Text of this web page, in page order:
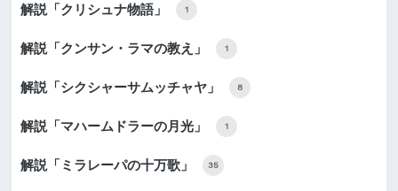
解説「クリシュナ物語」 1
解説「クンサン・ラマの教え」 1
解説「シクシャーサムッチャヤ」 8
解説「マハームドラーの月光」 1
解説「ミラレーパの十万歌」 35